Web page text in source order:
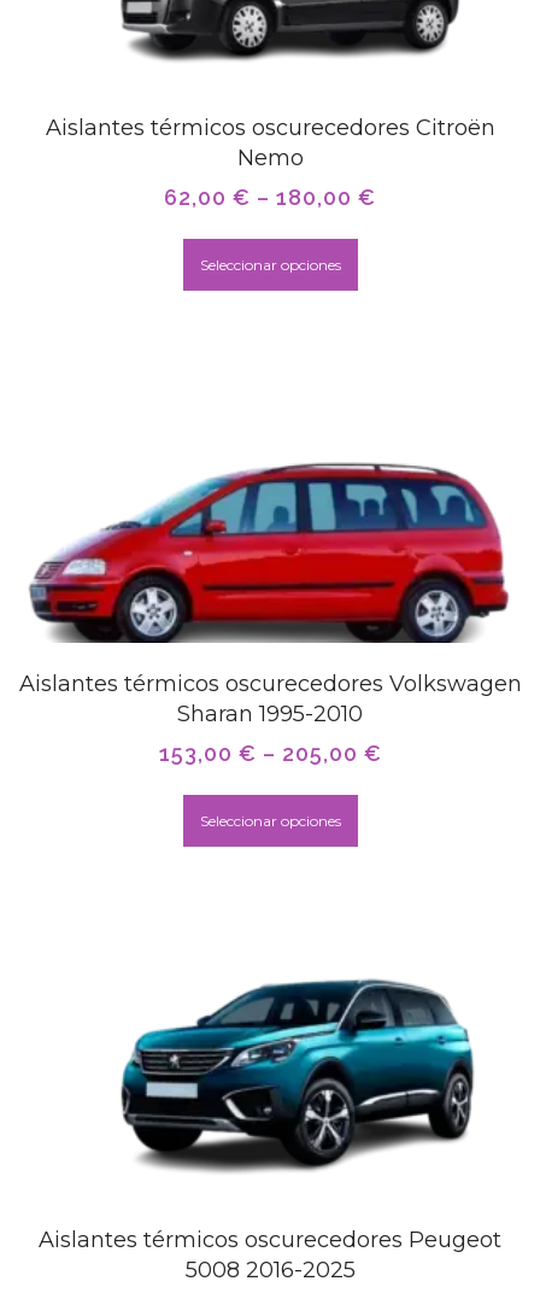
Aislantes térmicos oscurecedores Citroën
Nemo
62,00 € – 180,00 €
Seleccionar opciones
Aislantes térmicos oscurecedores Volkswagen
Sharan 1995-2010
153,00 € – 205,00 €
Seleccionar opciones
Aislantes térmicos oscurecedores Peugeot
5008 2016-2025